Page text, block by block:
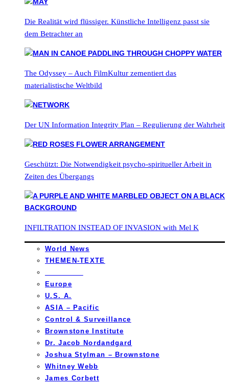
Die Realität wird flüssiger. Künstliche Intelligenz passt sie
dem Betrachter an
The Odyssey – Auch FilmKultur zementiert das
materialistische Weltbild
Der UN Information Integrity Plan – Regulierung der Wahrheit
Geschützt: Die Notwendigkeit psycho-spiritueller Arbeit in
Zeiten des Übergangs
INFILTRATION INSTEAD OF INVASION with Mel K
World News
THEMEN-TEXTE
Europe
U.S. A.
ASIA – Pacific
Control & Surveillance
Brownstone Institute
Dr. Jacob Nordandgard
Joshua Stylman – Brownstone
Whitney Webb
James Corbett